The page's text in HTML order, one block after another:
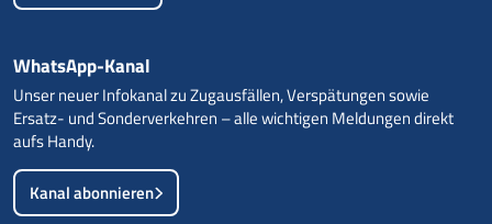
WhatsApp-Kanal
Unser neuer Infokanal zu Zugausfällen, Verspätungen sowie
Ersatz- und Sonderverkehren – alle wichtigen Meldungen direkt
aufs Handy.
Kanal abonnieren